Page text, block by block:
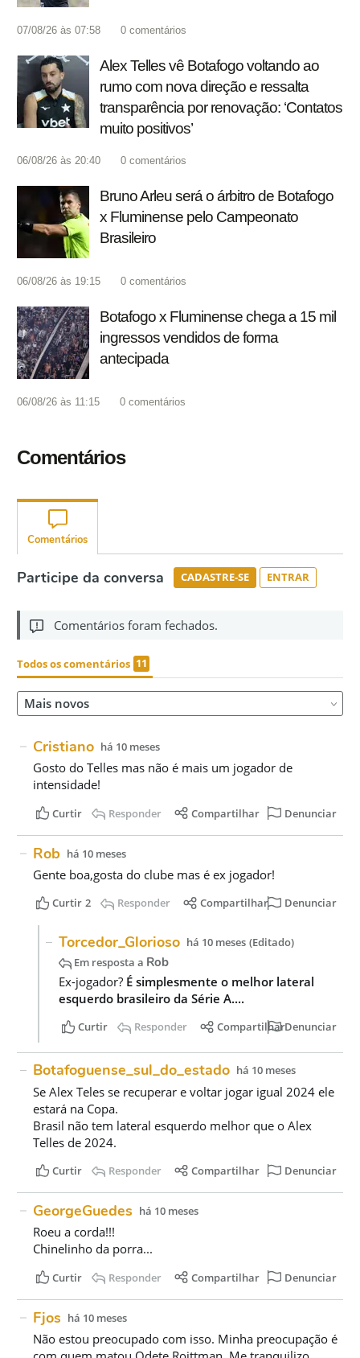
07/08/26 às 07:58 0 comentários
Alex Telles vê Botafogo voltando ao
rumo com nova direção e ressalta
transparência por renovação: ‘Contatos
muito positivos’
06/08/26 às 20:40 0 comentários
Bruno Arleu será o árbitro de Botafogo
x Fluminense pelo Campeonato
Brasileiro
06/08/26 às 19:15 0 comentários
Botafogo x Fluminense chega a 15 mil
ingressos vendidos de forma
antecipada
06/08/26 às 11:15 0 comentários
Comentários